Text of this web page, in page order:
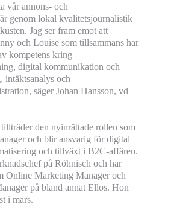
vår annons- och
genom lokal kvalitetsjournalistik
Jag ser fram emot att
och Louise som tillsammans har
kompetens kring
digital kommunikation och
intäktsanalys och
säger Johan Hansson, vd
tillträder den nyinrättade rollen som
och blir ansvarig för digital
och tillväxt i B2C-affären.
på Röhnisch och har
Online Marketing Manager och
på bland annat Ellos. Hon
i mars.